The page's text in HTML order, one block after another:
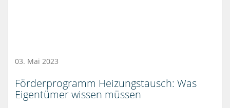
03. Mai 2023
Förderprogramm Heizungstausch: Was
Eigentümer wissen müssen